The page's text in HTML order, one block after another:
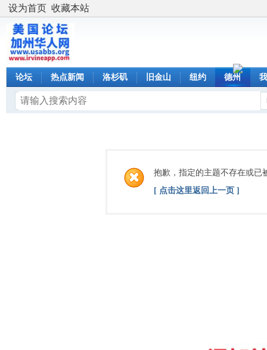
设为首页 收藏本站
论坛 热点新闻 洛杉矶 旧金山 纽约 德州
抱歉，指定的主题不存在或已
[ 点击这里返回上一页 ]